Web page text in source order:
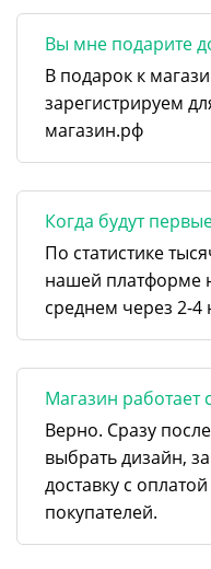
Вы мне подарите
В подарок к
зарегистрируем
магазин.рф
Когда будут
По статистике
нашей платформе
среднем через 2-4
Магазин работает
Верно. Сразу
выбрать дизайн,
доставку с
покупателей.